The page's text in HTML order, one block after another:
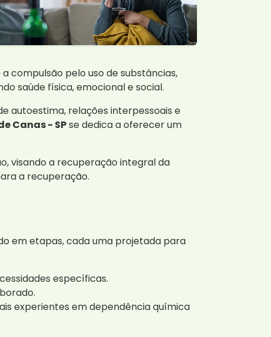
compulsão pelo uso de substâncias,
saúde física, emocional e social.
autoestima, relações interpessoais e
Canas - SPse dedica a oferecer um
visando a recuperação integral da
a recuperação.
em etapas, cada uma projetada para
específicas.
experientes em dependência química